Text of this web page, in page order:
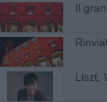
Il
Liszt,